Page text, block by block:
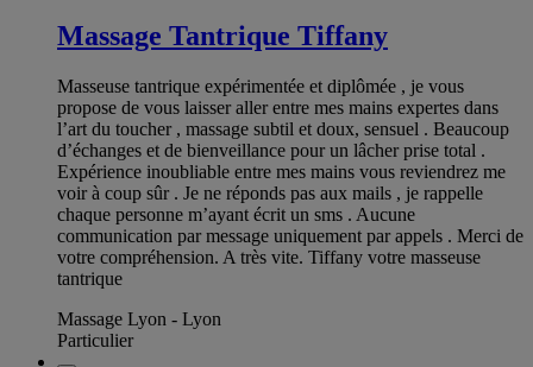
Massage Tantrique Tiffany
Masseuse tantrique expérimentée et diplômée , je vous
propose de vous laisser aller entre mes mains expertes dans
l’art du toucher , massage subtil et doux, sensuel . Beaucoup
d’échanges et de bienveillance pour un lâcher prise total .
Expérience inoubliable entre mes mains vous reviendrez me
voir à coup sûr . Je ne réponds pas aux mails , je rappelle
chaque personne m’ayant écrit un sms . Aucune
communication par message uniquement par appels . Merci de
votre compréhension. A très vite. Tiffany votre masseuse
tantrique
Massage Lyon - Lyon
Particulier